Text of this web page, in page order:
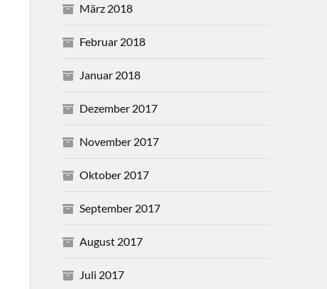
März 2018
Februar 2018
Januar 2018
Dezember 2017
November 2017
Oktober 2017
September 2017
August 2017
Juli 2017